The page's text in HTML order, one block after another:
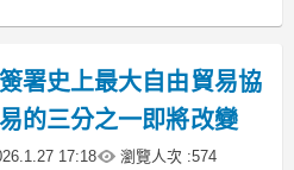
!important;
署史上最大自由貿易協
的三分之一即將改變
17:18 瀏覽人次 :574